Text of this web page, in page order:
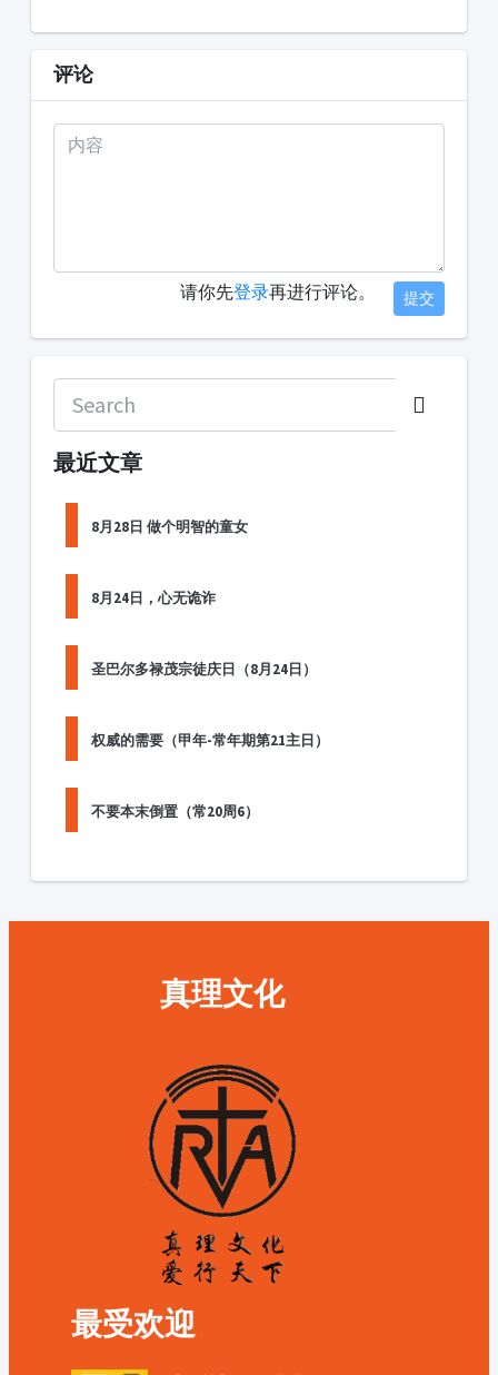
评论
请你先登录再进行评论。 提交
最近文章
8月28日 做个明智的童女
8月24日，心无诡诈
圣巴尔多禄茂宗徒庆日（8月24日）
权威的需要（甲年-常年期第21主日）
不要本末倒置（常20周6）
真理文化
最受欢迎